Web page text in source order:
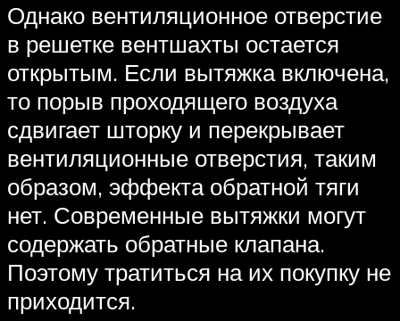
Однако вентиляционное отверстие
в решетке вентшахты остается
открытым. Если вытяжка включена,
то порыв проходящего воздуха
сдвигает шторку и перекрывает
вентиляционные отверстия, таким
образом, эффекта обратной тяги
нет. Современные вытяжки могут
содержать обратные клапана.
Поэтому тратиться на их покупку не
приходится.